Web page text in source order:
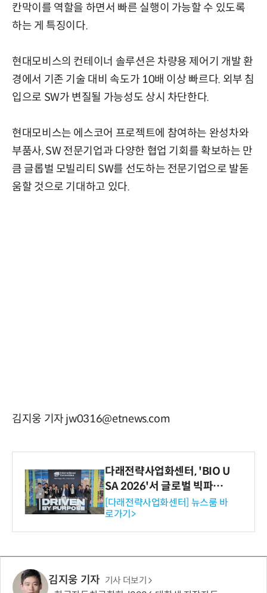
칸막이를 역할을 하면서 빠른 실행이 가능할 수 있도록
하는 게 특징이다.
현대모비스의 컨테이너 솔루션은 차량용 제어기 개발 환
경에서 기존 기술 대비 속도가 10배 이상 빠르다. 외부 침
입으로 SW가 변질될 가능성도 상시 차단한다.
현대모비스는 에스코어 프로젝트에 참여하는 완성차와
부품사, SW 전문기업과 다양한 협업 기회를 확보하는 만
큼 글롭벌 모빌리티 SW를 선도하는 전문기업으로 발돋
움할 것으로 기대하고 있다.
김지웅 기자 jw0316@etnews.com
다래전략사업화센터, 'BIO U
SA 2026'서 글로벌 빅파마
와의 비즈니스 미팅 지원…K
-바이오 해외 진출 교두보 확
보
[다래전략사업화센터] 뉴스룸 바
로가기>
김지웅 기자 기사 더보기